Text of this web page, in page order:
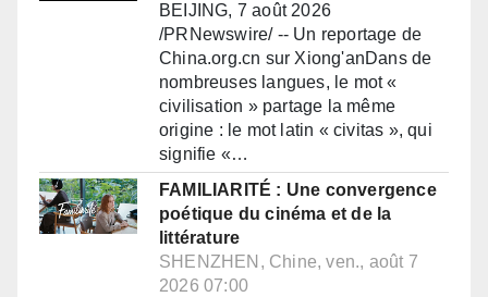
BEIJING, 7 août 2026
/PRNewswire/ -- Un reportage de
China.org.cn sur Xiong'anDans de
nombreuses langues, le mot «
civilisation » partage la même
origine : le mot latin « civitas », qui
signifie «…
FAMILIARITÉ : Une convergence
poétique du cinéma et de la
littérature
SHENZHEN, Chine, ven., août 7
2026 07:00